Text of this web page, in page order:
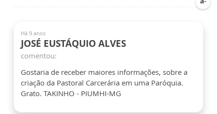
Há 9 anos
JOSÉ EUSTÁQUIO ALVES
comentou:
Gostaria de receber maiores informações, sobre a
criação da Pastoral Carcerária em uma Paróquia.
Grato. TAKINHO - PIUMHI-MG